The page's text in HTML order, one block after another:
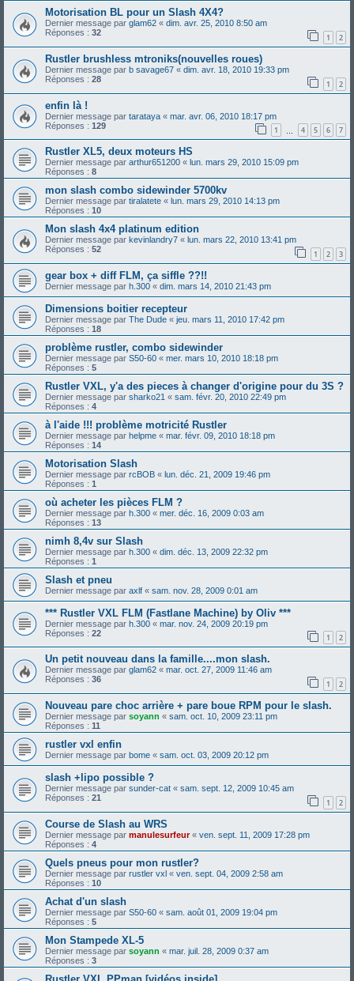
Motorisation BL pour un Slash 4X4?
Dernier message par glam62 « dim. avr. 25, 2010 8:50 am
Réponses : 32 1 2
Rustler brushless mtroniks(nouvelles roues)
Dernier message par b savage67 « dim. avr. 18, 2010 19:33 pm
Réponses : 28 1 2
enfin là !
Dernier message par tarataya « mar. avr. 06, 2010 18:17 pm
Réponses : 129 1 4 5 6 7
Rustler XL5, deux moteurs HS
Dernier message par arthur651200 « lun. mars 29, 2010 15:09 pm
Réponses : 8
mon slash combo sidewinder 5700kv
Dernier message par tiralatete « lun. mars 29, 2010 14:13 pm
Réponses : 10
Mon slash 4x4 platinum edition
Dernier message par kevinlandry7 « lun. mars 22, 2010 13:41 pm
Réponses : 52 1 2 3
gear box + diff FLM, ça siffle ??!!
Dernier message par h.300 « dim. mars 14, 2010 21:43 pm
Dimensions boitier recepteur
Dernier message par The Dude « jeu. mars 11, 2010 17:42 pm
Réponses : 18
problème rustler, combo sidewinder
Dernier message par S50-60 « mer. mars 10, 2010 18:18 pm
Réponses : 5
Rustler VXL, y'a des pieces à changer d'origine pour du 3S ?
Dernier message par sharko21 « sam. févr. 20, 2010 22:49 pm
Réponses : 4
à l'aide !!! problème motricité Rustler
Dernier message par helpme « mar. févr. 09, 2010 18:18 pm
Réponses : 14
Motorisation Slash
Dernier message par rcBOB « lun. déc. 21, 2009 19:46 pm
Réponses : 1
où acheter les pièces FLM ?
Dernier message par h.300 « mer. déc. 16, 2009 0:03 am
Réponses : 13
nimh 8,4v sur Slash
Dernier message par h.300 « dim. déc. 13, 2009 22:32 pm
Réponses : 1
Slash et pneu
Dernier message par axlf « sam. nov. 28, 2009 0:01 am
*** Rustler VXL FLM (Fastlane Machine) by Oliv ***
Dernier message par h.300 « mar. nov. 24, 2009 20:19 pm
Réponses : 22 1 2
Un petit nouveau dans la famille....mon slash.
Dernier message par glam62 « mar. oct. 27, 2009 11:46 am
Réponses : 36 1 2
Nouveau pare choc arrière + pare boue RPM pour le slash.
Dernier message par soyann « sam. oct. 10, 2009 23:11 pm
Réponses : 11
rustler vxl enfin
Dernier message par bome « sam. oct. 03, 2009 20:12 pm
slash +lipo possible ?
Dernier message par sunder-cat « sam. sept. 12, 2009 10:45 am
Réponses : 21 1 2
Course de Slash au WRS
Dernier message par manulesurfeur« ven. sept. 11, 2009 17:28 pm
Réponses : 4
Quels pneus pour mon rustler?
Dernier message par rustler vxl « ven. sept. 04, 2009 2:58 am
Réponses : 10
Achat d'un slash
Dernier message par S50-60 « sam. août 01, 2009 19:04 pm
Réponses : 5
Mon Stampede XL-5
Dernier message par soyann « mar. juil. 28, 2009 0:37 am
Réponses : 3